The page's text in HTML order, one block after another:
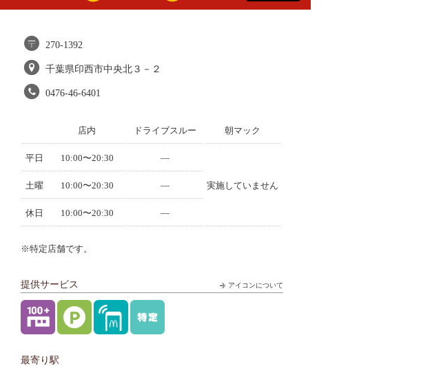
270-1392
千葉県印西市中央北３－２
0476-46-6401
店内 ドライブスルー 朝マック
平日 10:00〜20:30 —
実施していません
土曜 10:00〜20:30 —
休日 10:00〜20:30 —
※特定店舗です。
アイコンについて
提供サービス
最寄り駅